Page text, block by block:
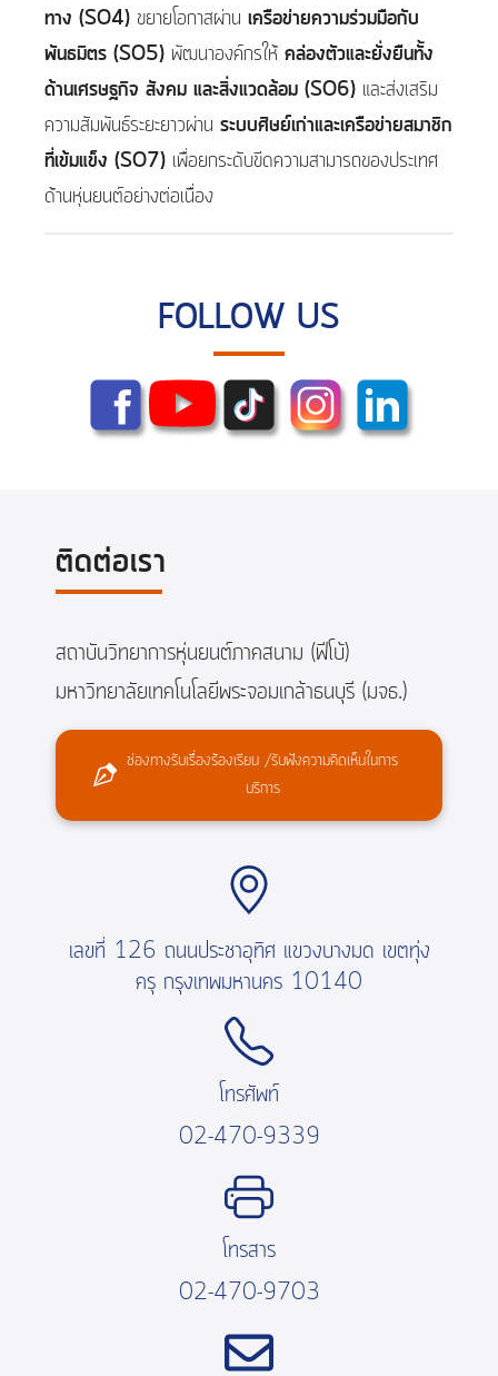
ทาง (SO4) ขยายโอกาสผ่าน เครือข่ายความร่วมมือกับ
พันธมิตร (SO5) พัฒนาองค์กรให้ คล่องตัวและยั่งยืนทั้ง
ด้านเศรษฐกิจ สังคม และสิ่งแวดล้อม (SO6) และส่งเสริม
ความสัมพันธ์ระยะยาวผ่าน ระบบศิษย์เก่าและเครือข่ายสมาชิก
ที่เข้มแข็ง (SO7) เพื่อยกระดับขีดความสามารถของประเทศ
ด้านหุ่นยนต์อย่างต่อเนื่อง
FOLLOW US
ติดต่อเรา
สถาบันวิทยาการหุ่นยนต์ภาคสนาม (ฟีโบ้)
มหาวิทยาลัยเทคโนโลยีพระจอมเกล้าธนบุรี (มจธ.)
ช่องทางรับเรื่องร้องเรียน /รับฟังความคิดเห็นในการ
บริการ
เลขที่ 126 ถนนประชาอุทิศ แขวงบางมด เขตทุ่ง
ครุ กรุงเทพมหานคร 10140
โทรศัพท์
02-470-9339
โทรสาร
02-470-9703